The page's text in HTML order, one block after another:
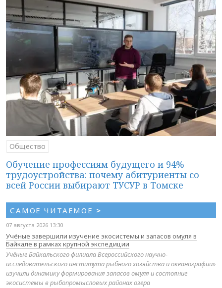
Общество
Обучение профессиям будущего и 94%
трудоустройства: почему абитуриенты со
всей России выбирают ТУСУР в Томске
САМОЕ ЧИТАЕМОЕ >
07 августа 2026 13:30
Учёные завершили изучение экосистемы и запасов омуля в
Байкале в рамках крупной экспедиции
Учёные Байкальского филиала Всероссийского научно-
исследовательского института рыбного хозяйства и океанографии»
изучили динамику формирования запасов омуля и состояние
экосистемы в рыбопромысловых районах озера